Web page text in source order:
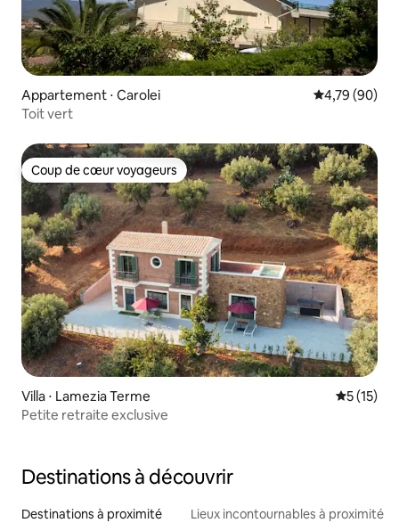
Appartement ⋅ Carolei Évaluation
4,79 (90)
Toit vert
Coup de cœur voyageurs
Coup de cœur voyageurs
Villa ⋅ Lamezia Terme
5 (15)
Petite retraite exclusive
Destinations à découvrir
Destinations à proximité Lieux incontournables à proximité